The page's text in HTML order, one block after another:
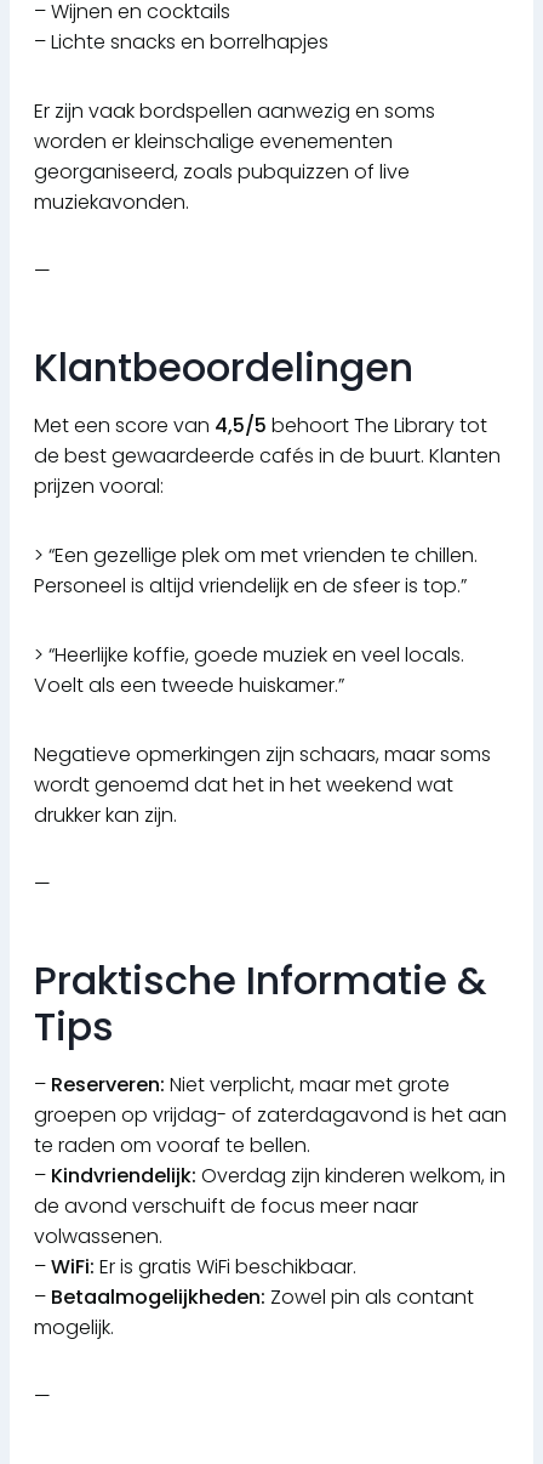
– Wijnen en cocktails
– Lichte snacks en borrelhapjes
Er zijn vaak bordspellen aanwezig en soms
worden er kleinschalige evenementen
georganiseerd, zoals pubquizzen of live
muziekavonden.
—
Klantbeoordelingen
Met een score van 4,5/5 behoort The Library tot
de best gewaardeerde cafés in de buurt. Klanten
prijzen vooral:
> “Een gezellige plek om met vrienden te chillen.
Personeel is altijd vriendelijk en de sfeer is top.”
> “Heerlijke koffie, goede muziek en veel locals.
Voelt als een tweede huiskamer.”
Negatieve opmerkingen zijn schaars, maar soms
wordt genoemd dat het in het weekend wat
drukker kan zijn.
—
Praktische Informatie &
Tips
– Reserveren: Niet verplicht, maar met grote
groepen op vrijdag- of zaterdagavond is het aan
te raden om vooraf te bellen.
– Kindvriendelijk: Overdag zijn kinderen welkom, in
de avond verschuift de focus meer naar
volwassenen.
–WiFi: Er is gratis WiFi beschikbaar.
– Betaalmogelijkheden: Zowel pin als contant
mogelijk.
—